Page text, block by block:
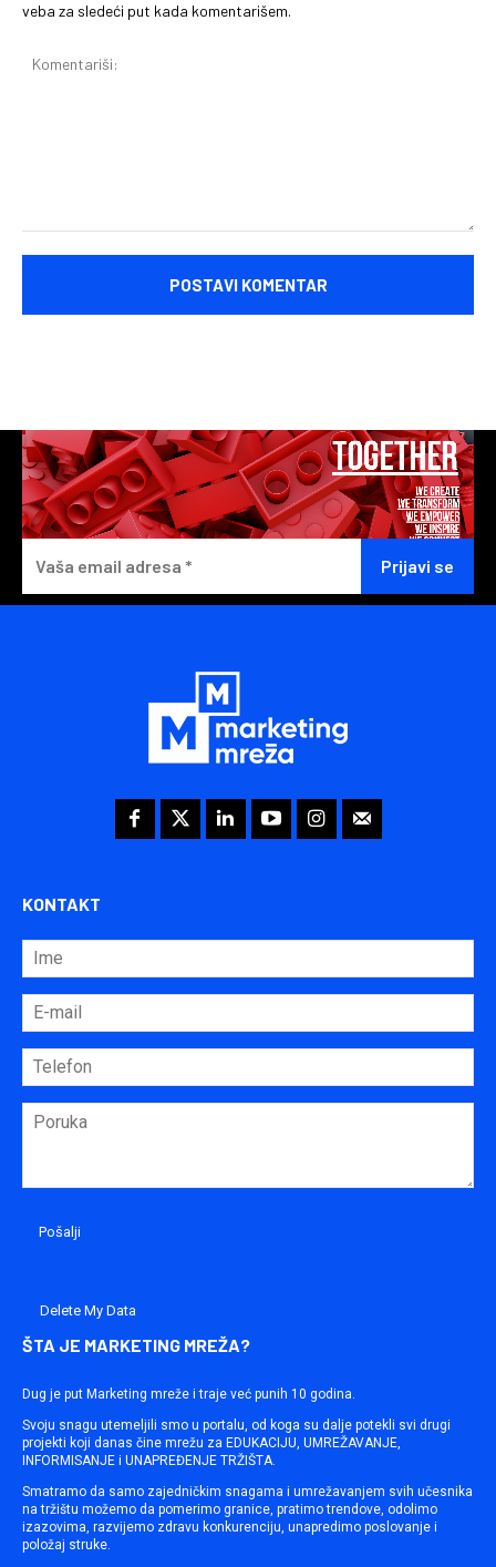
veba za sledeći put kada komentarišem.
KONTAKT
Delete My Data
ŠTA JE MARKETING MREŽA?
Dug je put Marketing mreže i traje već punih 10 godina.
Svoju snagu utemeljili smo u portalu, od koga su dalje potekli svi drugi
projekti koji danas čine mrežu za EDUKACIJU, UMREŽAVANJE,
INFORMISANJE i UNAPREĐENJE TRŽIŠTA.
Smatramo da samo zajedničkim snagama i umrežavanjem svih učesnika
na tržištu možemo da pomerimo granice, pratimo trendove, odolimo
izazovima, razvijemo zdravu konkurenciju, unapredimo poslovanje i
položaj struke.